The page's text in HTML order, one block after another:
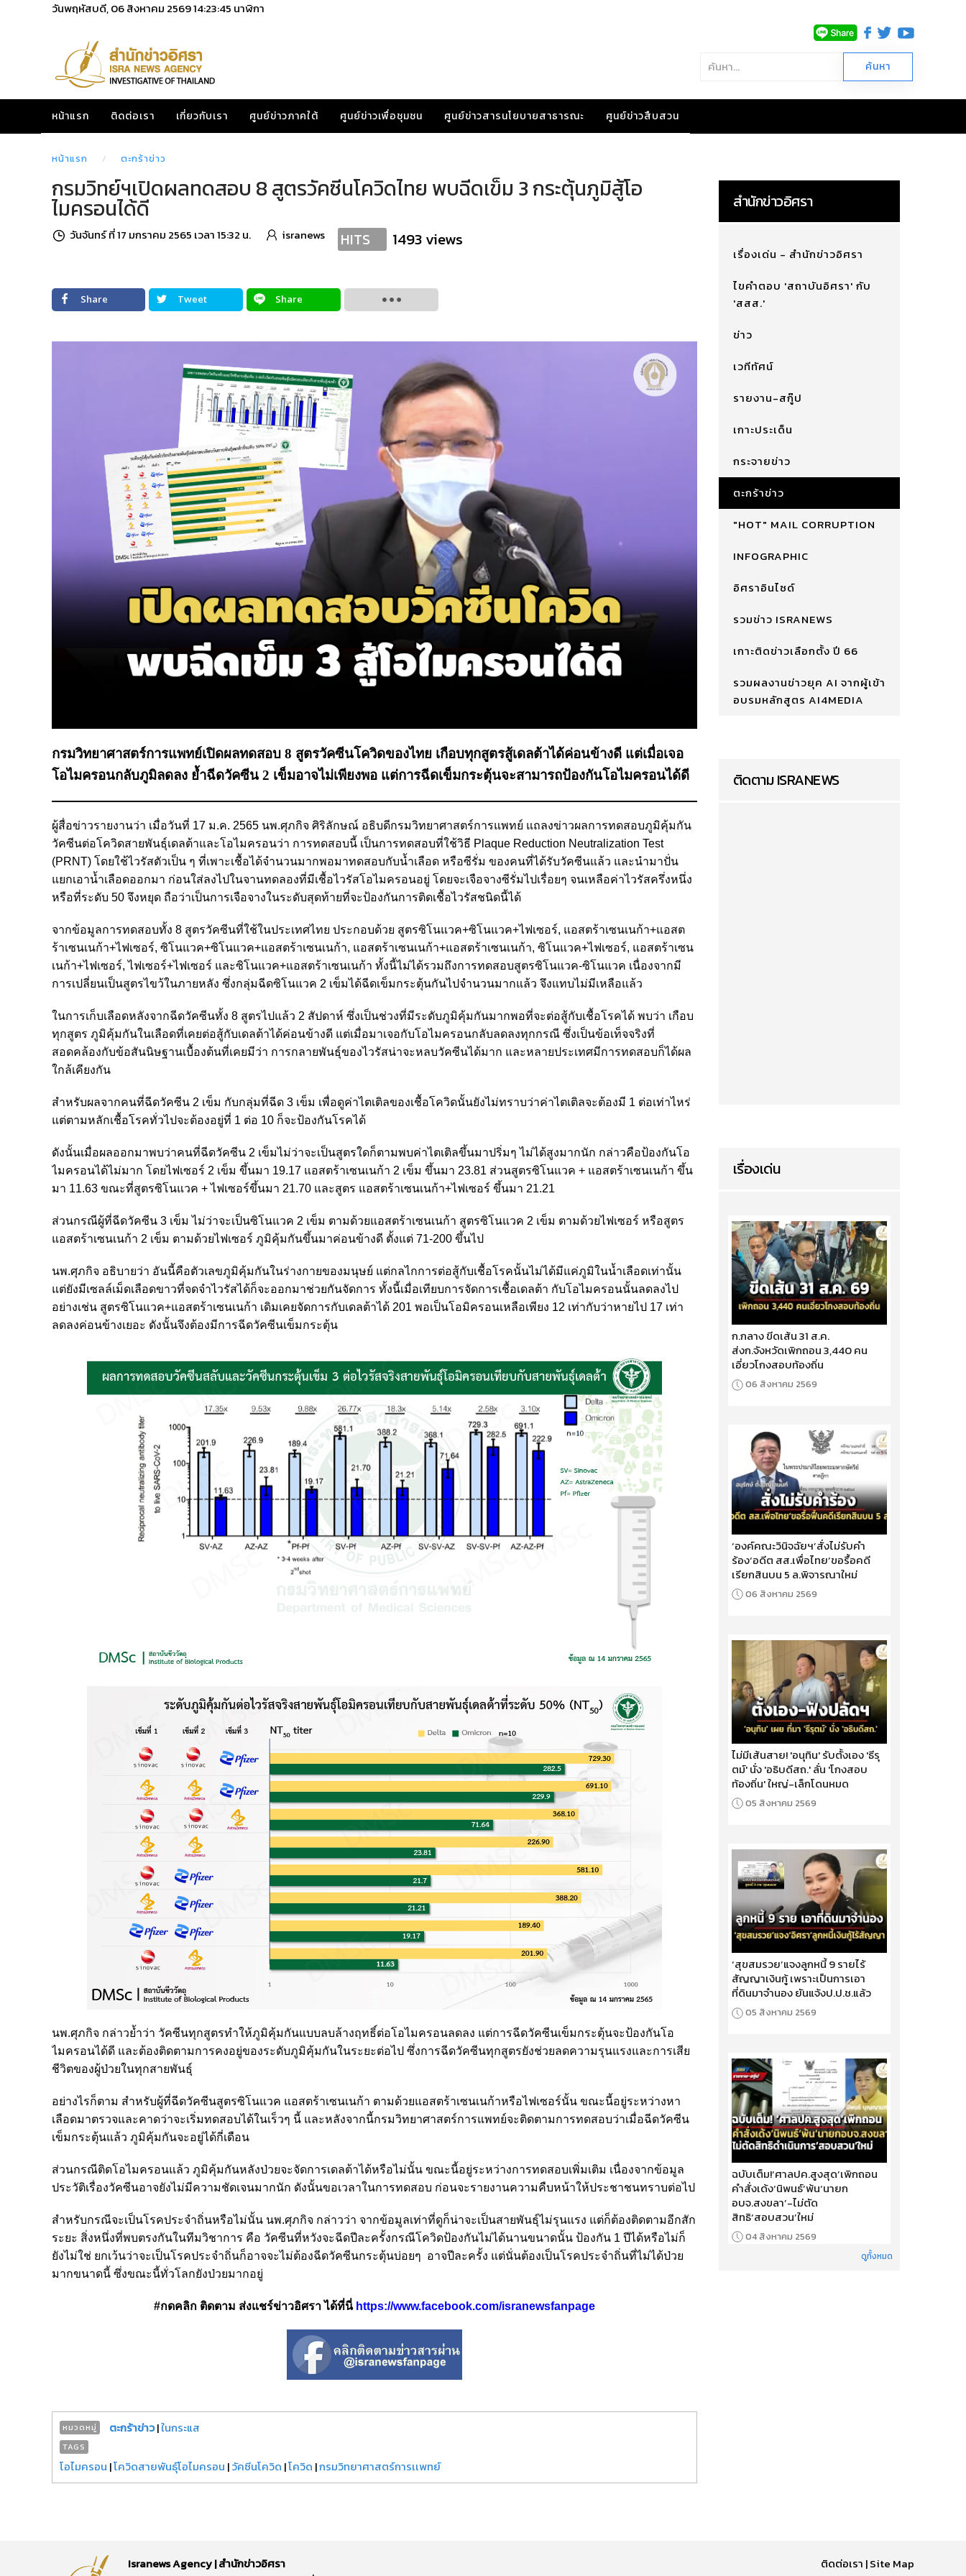
วันพฤหัสบดี, 06 สิงหาคม 256914:23:46 นาฬิกา
หน้าแรก ติดต่อเรา เกี่ยวกับเรา ศูนย์ข่าวภาคใต้ ศูนย์ข่าวเพื่อชุมชน ศูนย์ข่าวสารนโยบายสาธารณะ ศูนย์ข่าวสืบสวน
หน้าแรก ตะกร้าข่าว
กรมวิทย์ฯเปิดผลทดสอบ 8 สูตรวัคซีนโควิดไทย พบฉีดเข็ม 3 กระตุ้นภูมิสู้โอ
ไมครอนได้ดี
วันจันทร์ ที่ 17 มกราคม 2565 เวลา 15:32 น. isranews HITS 1493 views
Share Tweet Share
กรมวิทยาศาสตร์การแพทย์เปิดผลทดสอบ 8 สูตรวัคซีนโควิดของไทย เกือบทุกสูตรสู้เดลต้าได้ค่อนข้างดี แต่เมื่อเจอ
โอไมครอนกลับภูมิลดลง ย้ำฉีดวัคซีน 2 เข็มอาจไม่เพียงพอ แต่การฉีดเข็มกระตุ้นจะสามารถป้องกันโอไมครอนได้ดี
ผู้สื่อข่าวรายงานว่า เมื่อวันที่ 17 ม.ค. 2565 นพ.ศุภกิจ ศิริลักษณ์ อธิบดีกรมวิทยาศาสตร์การแพทย์ แถลงข่าวผลการทดสอบภูมิคุ้มกัน
วัคซีนต่อโควิดสายพันธุ์เดลต้าและโอไมครอนว่า การทดสอบนี้ เป็นการทดสอบที่ใช้วิธี Plaque Reduction Neutralization Test
(PRNT) โดยใช้ไวรัสตัวเป็น ๆ ที่เพาะเชื้อได้จำนวนมากพอมาทดสอบกับน้ำเลือด หรือซีรั่ม ของคนที่ได้รับวัคซีนแล้ว และนำมาปั่น
แยกเอาน้ำเลือดออกมา ก่อนใส่ลงไปในจานทดลองที่มีเชื้อไวรัสโอไมครอนอยู่ โดยจะเจือจางซีรั่มไปเรื่อยๆ จนเหลือค่าไวรัสครึ่งหนึ่ง
หรือที่ระดับ 50 จึงหยุด ถือว่าเป็นการเจือจางในระดับสุดท้ายที่จะป้องกันการติดเชื้อไวรัสชนิดนี้ได้
จากข้อมูลการทดสอบทั้ง 8 สูตรวัคซีนที่ใช้ในประเทศไทย ประกอบด้วย สูตรซิโนแวค+ซิโนแวค+ไฟเซอร์, แอสตร้าเซนเนก้า+แอสต
ร้าเซนเนก้า+ไฟเซอร์, ซิโนแวค+ซิโนแวค+แอสตร้าเซนเนก้า, แอสตร้าเซนเนก้า+แอสตร้าเซนเนก้า, ซิโนแวค+ไฟเซอร์, แอสตร้าเซน
เนก้า+ไฟเซอร์, ไฟเซอร์+ไฟเซอร์ และซิโนแวค+แอสตร้าเซนเนก้า ทั้งนี้ไม่ได้รวมถึงการทดสอบสูตรซิโนแวค-ซิโนแวค เนื่องจากมี
การเปลี่ยนเป็นสูตรไขว้ในภายหลัง ซึ่งกลุ่มฉีดซิโนแวค 2 เข็มได้ฉีดเข็มกระตุ้นกันไปจำนวนมากแล้ว จึงแทบไม่มีเหลือแล้ว
ในการเก็บเลือดหลังจากฉีดวัคซีนทั้ง 8 สูตรไปแล้ว 2 สัปดาห์ ซึ่งเป็นช่วงที่มีระดับภูมิคุ้มกันมากพอที่จะต่อสู้กับเชื้อโรคได้ พบว่า เกือบ
ทุกสูตร ภูมิคุ้มกันในเลือดที่เคยต่อสู้กับเดลต้าได้ค่อนข้างดี แต่เมื่อมาเจอกับโอไมครอนกลับลดลงทุกกรณี ซึ่งเป็นข้อเท็จจริงที่
สอดคล้องกับข้อสันนิษฐานเบื้องต้นที่เคยมีว่า การกลายพันธุ์ของไวรัสน่าจะหลบวัคซีนได้มาก และหลายประเทศมีการทดสอบก็ได้ผล
ใกล้เคียงกัน
สำหรับผลจากคนที่ฉีดวัคซีน 2 เข็ม กับกลุ่มที่ฉีด 3 เข็ม เพื่อดูค่าไตเติลของเชื้อโควิดนั้นยังไม่ทราบว่าค่าไตเติลจะต้องมี 1 ต่อเท่าไหร่
แต่ตามหลักเชื้อโรคทั่วไปจะต้องอยู่ที่ 1 ต่อ 10 ก็จะป้องกันโรคได้
ดังนั้นเมื่อผลออกมาพบว่าคนที่ฉีดวัคซีน 2 เข็มไม่ว่าจะเป็นสูตรใดก็ตามพบค่าไตเติลขึ้นมาปริ่มๆ ไม่ได้สูงมากนัก กล่าวคือป้องกันโอ
ไมครอนได้ไม่มาก โดยไฟเซอร์ 2 เข็ม ขึ้นมา 19.17 แอสตร้าเซนเนก้า 2 เข็ม ขึ้นมา 23.81 ส่วนสูตรซิโนแวค + แอสตร้าเซนเนก้า ขึ้น
มา 11.63 ขณะที่สูตรซิโนแวค + ไฟเซอร์ขึ้นมา 21.70 และสูตร แอสตร้าเซนเนก้า+ไฟเซอร์ ขึ้นมา 21.21
ส่วนกรณีผู้ที่ฉีดวัคซีน 3 เข็ม ไม่ว่าจะเป็นซิโนแวค 2 เข็ม ตามด้วยแอสตร้าเซนเนก้า สูตรซิโนแวค 2 เข็ม ตามด้วยไฟเซอร์ หรือสูตร
แอสตร้าเซนเนก้า 2 เข็ม ตามด้วยไฟเซอร์ ภูมิคุ้มกันขึ้นมาค่อนข้างดี ตั้งแต่ 71-200 ขึ้นไป
นพ.ศุภกิจ อธิบายว่า อันนี้คือตัวเลขภูมิคุ้มกันในร่างกายของมนุษย์ แต่กลไกการต่อสู้กับเชื้อโรคนั้นไม่ได้มีแค่ภูมิในน้ำเลือดเท่านั้น
แต่ยังมีเซลล์เม็ดเลือดขาวที่จดจำไวรัสได้ก็จะออกมาช่วยกันจัดการ ทั้งนี้เมื่อเทียบการจัดการเชื้อเดลต้า กับโอไมครอนนั้นลดลงไป
อย่างเช่น สูตรซิโนแวค+แอสตร้าเซนเนก้า เดิมเคยจัดการกับเดลต้าได้ 201 พอเป็นโอมิครอนเหลือเพียง 12 เท่ากับว่าหายไป 17 เท่า
ลดลงค่อนข้างเยอะ ดังนั้นจึงต้องมีการฉีดวัคซีนเข็มกระตุ้น
นพ.ศุภกิจ กล่าวย้ำว่า วัคซีนทุกสูตรทำให้ภูมิคุ้มกันแบบลบล้างฤทธิ์ต่อโอไมครอนลดลง แต่การฉีดวัคซีนเข็มกระตุ้นจะป้องกันโอ
ไมครอนได้ดี และต้องติดตามการคงอยู่ของระดับภูมิคุ้มกันในระยะต่อไป ซึ่งการฉีดวัคซีนทุกสูตรยังช่วยลดความรุนแรงและการเสีย
ชีวิตของผู้ป่วยในทุกสายพันธุ์
อย่างไรก็ตาม สำหรับผู้ที่ฉีดวัคซีนสูตรซิโนแวค แอสตร้าเซนเนก้า ตามด้วยแอสตร้าเซนเนก้าหรือไฟเซอร์นั้น ขณะนี้อยู่ระหว่างหา
เลือดมาตรวจและคาดว่าจะเริ่มทดสอบได้ในเร็วๆ นี้ และหลังจากนี้กรมวิทยาศาสตร์การแพทย์จะติดตามการทดสอบว่าเมื่อฉีดวัคซีน
เข็มกระตุ้นแล้ว ภูมิคุ้มกันจะอยู่ได้กี่เดือน
ส่วนกรณีติดโอไมครอนแล้ว ภูมิคุ้มกันหลังป่วยจะจัดการเดลต้าได้หรือไม่นั้น ขณะนี้อยู่ระหว่างการทดสอบเพิ่มเติม เนื่องจากข้อมูล
ประวัติเรื่องวัคซีนอาจยังไม่มีความชัดเจนมากนัก ดังนั้นขอเวลาในการทดสอบ ก่อนจะรายงานความคืบหน้าให้ประชาชนทราบต่อไป
สำหรับกรณีจะเป็นโรคประจำถิ่นหรือไม่นั้น นพ.ศุภกิจ กล่าวว่า จากข้อมูลเท่าที่ดูก็น่าจะเป็นสายพันธุ์ไม่รุนแรง แต่ก็ต้องติดตามอีกสัก
ระยะ สิ่งหนึ่งที่พบตรงกันในทีมวิชาการ คือ วัคซีนที่หวังจะฉีดปีละครั้งกรณีโควิดป้องกันไม่ได้นานขนาดนั้น ป้องกัน 1 ปีได้หรือไม่ก็
ยังไม่ใช่ ยกเว้นว่าจะเป็นโรคประจำถิ่นก็อาจจะไม่ต้องฉีดวัคซีนกระตุ้นบ่อยๆ อาจปีละครั้ง แต่นั่นต้องเป็นโรคประจำถิ่นที่ไม่ได้ป่วย
มากขนาดนี้ ซึ่งขณะนี้ทั่วโลกยังป่วยมากอยู่
#กดคลิก ติดตาม ส่งแชร์ข่าวอิศรา ได้ที่นี่ https://www.facebook.com/isranewsfanpage
หมวดหมู่ ตะกร้าข่าว|ในกระแส
TAGS
โอไมครอน |โควิดสายพันธุ์โอไมครอน |วัคซีนโควิด |โควิด |กรมวิทยาศาสตร์การเเพทย์
สำนักข่าวอิศรา
เรื่องเด่น - สำนักข่าวอิศรา
ไขคำตอบ 'สถาบันอิศรา' กับ
'สสส.'
ข่าว
เวทีทัศน์
รายงาน-สกู๊ป
เกาะประเด็น
กระจายข่าว
ตะกร้าข่าว
"HOT" MAIL CORRUPTION
INFOGRAPHIC
อิศราอินไซด์
รวมข่าว ISRANEWS
เกาะติดข่าวเลือกตั้ง ปี 66
รวมผลงานข่าวยุค AI จากผู้เข้า
อบรมหลักสูตร AI4MEDIA
ติดตาม ISRANEWS
เรื่องเด่น
ก.กลาง ขีดเส้น 31 ส.ค.
ส่งก.จังหวัดเพิกถอน 3,440 คน
เอี่ยวโกงสอบท้องถิ่น
06 สิงหาคม 2569
‘องค์คณะวินิจฉัยฯ’สั่งไม่รับคำ
ร้อง‘อดีต สส.เพื่อไทย’ขอรื้อคดี
เรียกสินบน 5 ล.พิจารณาใหม่
06 สิงหาคม 2569
ไม่มีเส้นสาย! 'อนุทิน' รับตั้งเอง 'ธีรุ
ตม์' นั่ง 'อธิบดีสถ.' ลั่น 'โกงสอบ
ท้องถิ่น' ใหญ่-เล็กโดนหมด
05 สิงหาคม 2569
‘สุขสมรวย’แจงลูกหนี้ 9 รายไร้
สัญญาเงินกู้ เพราะเป็นการเอา
ที่ดินมาจำนอง ยันแจ้งป.ป.ช.แล้ว
05 สิงหาคม 2569
ฉบับเต็ม!‘ศาลปค.สูงสุด’เพิกถอน
คำสั่งเด้ง‘นิพนธ์’พ้น‘นายก
อบจ.สงขลา’-ไม่ตัด
สิทธิ‘สอบสวน’ใหม่
04 สิงหาคม 2569
ดูทั้งหมด
Isranews Agency | สำนักข่าวอิศรา
ติดต่อเรา |Site Map